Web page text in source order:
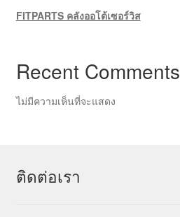
FITPARTS คลังออโต้เซอร์วิส
Recent Comments
ไม่มีความเห็นที่จะแสดง
ติดต่อเรา